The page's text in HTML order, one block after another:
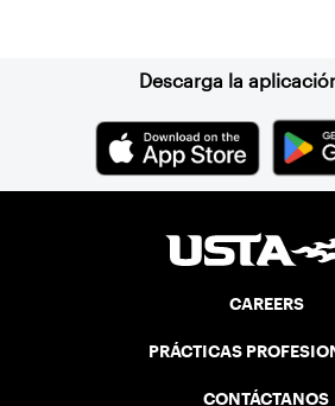
Descarga la
CAREERS
PRÁCTICAS
CONTÁCTANOS